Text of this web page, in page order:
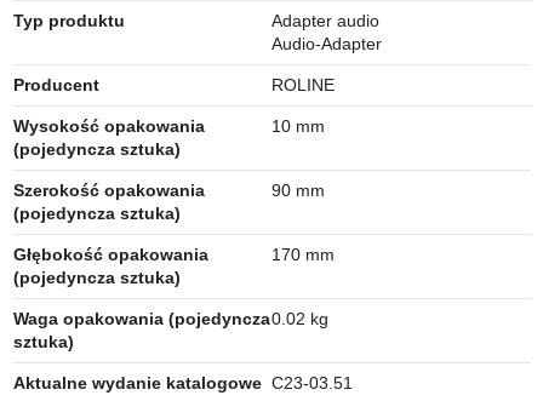
Typ produktu
Adapter audio
Audio-Adapter
Producent ROLINE
Wysokość opakowania
(pojedyncza sztuka)
10 mm
Szerokość opakowania
(pojedyncza sztuka)
90 mm
Głębokość opakowania
(pojedyncza sztuka)
170 mm
Waga opakowania (pojedyncza
sztuka)
0.02 kg
Aktualne wydanie katalogowe C23-03.51